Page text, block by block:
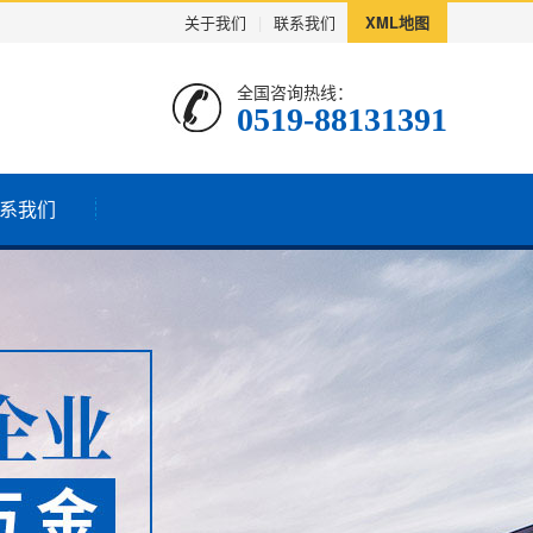
关于我们 联系我们 XML地图
全国咨询热线：
0519-88131391
我们